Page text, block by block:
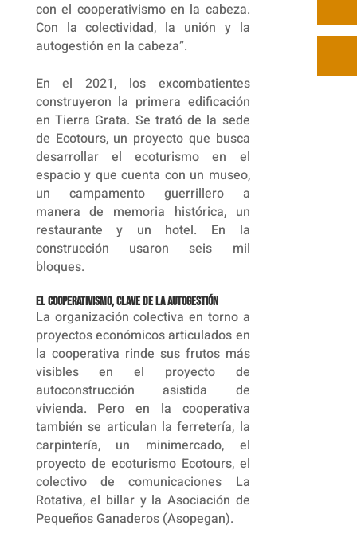
con el cooperativismo en la cabeza.
Con la colectividad, la unión y la
autogestión en la cabeza”.
En el 2021, los excombatientes
construyeron la primera edificación
en Tierra Grata. Se trató de la sede
de Ecotours, un proyecto que busca
desarrollar el ecoturismo en el
espacio y que cuenta con un museo,
un campamento guerrillero a
manera de memoria histórica, un
restaurante y un hotel. En la
construcción usaron seis mil
bloques.
El cooperativismo, clave de la autogestión
La organización colectiva en torno a
proyectos económicos articulados en
la cooperativa rinde sus frutos más
visibles en el proyecto de
autoconstrucción asistida de
vivienda. Pero en la cooperativa
también se articulan la ferretería, la
carpintería, un minimercado, el
proyecto de ecoturismo Ecotours, el
colectivo de comunicaciones La
Rotativa, el billar y la Asociación de
Pequeños Ganaderos (Asopegan).